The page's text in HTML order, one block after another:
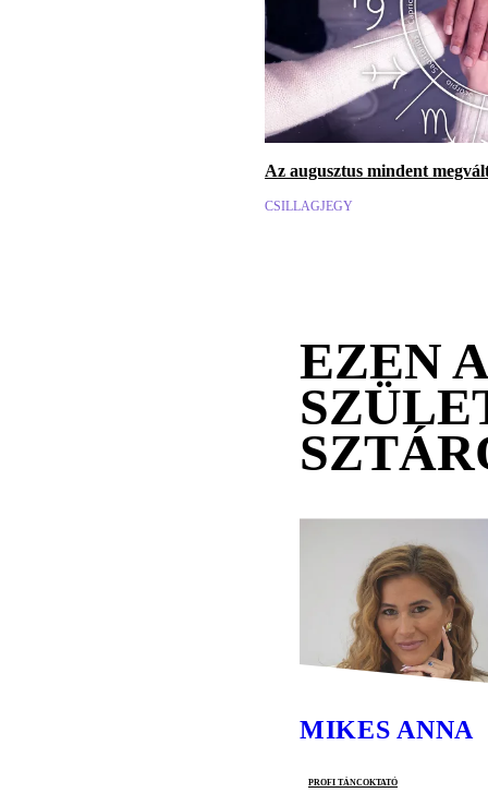
Az augusztus mindent
CSILLAGJEGY
EZEN
MIKES ANNA
profi táncoktató